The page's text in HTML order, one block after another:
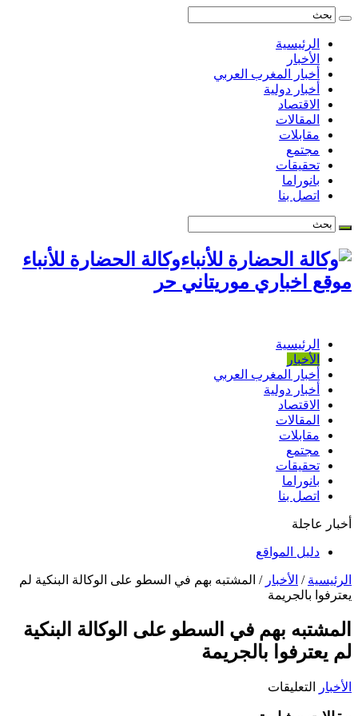
الرئيسية
الأخبار
أخبار المغرب العربي
أخبار دولية
الاقتصاد
المقالات
مقابلات
مجتمع
تحقيقات
بانوراما
اتصل بنا
وكالة الحضارة للأنباء
موقع اخباري موريتاني حر
الرئيسية
الأخبار
أخبار المغرب العربي
أخبار دولية
الاقتصاد
المقالات
مقابلات
مجتمع
تحقيقات
بانوراما
اتصل بنا
أخبار عاجلة
دليل المواقع
الرئيسية / الأخبار / المشتبه بهم في السطو على الوكالة البنكية لم
يعترفوا بالجريمة
المشتبه بهم في السطو على الوكالة البنكية
لم يعترفوا بالجريمة
الأخبار التعليقات